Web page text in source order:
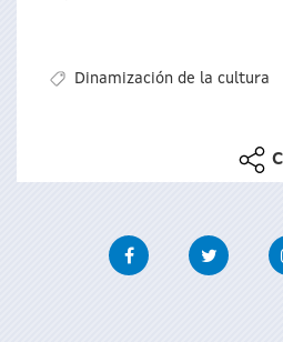
Dinamización de la cultura
Facebook